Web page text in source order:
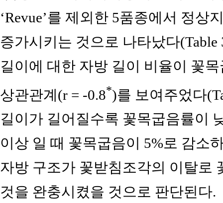
‘Revue’를 제외한 5품종에서 정상
증가시키는 것으로 나타났다
길이에 대한 자방 길이 비율이 꽃
상관관계(r = -0.8*)를 보여주었다
길이가 길어질수록 꽃목굽음률이
이상 일 때 꽃목굽음이 5%로 감소
자방 구조가 꽃받침조각의 이탈로
것을 완충시켰을 것으로 판단된다.